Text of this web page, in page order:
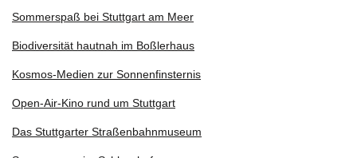
Sommerspaß bei Stuttgart am Meer
Biodiversität hautnah im Boßlerhaus
Kosmos-Medien zur Sonnenfinsternis
Open-Air-Kino rund um Stuttgart
Das Stuttgarter Straßenbahnmuseum